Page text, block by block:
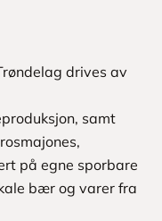
drives av
samt
på egne sporbare
bær og varer fra